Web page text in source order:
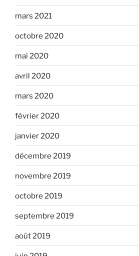
mars 2021
octobre 2020
mai 2020
avril 2020
mars 2020
février 2020
janvier 2020
décembre 2019
novembre 2019
octobre 2019
septembre 2019
août 2019